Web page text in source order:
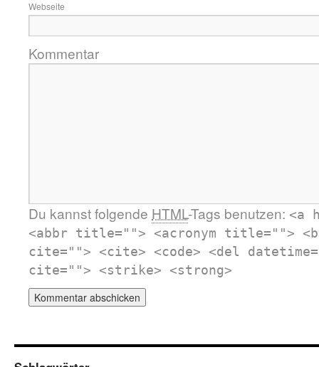
Webseite
Kommentar
Du kannst folgende HTML-Tags benutzen: <a
<abbr title=""> <acronym title="">
cite=""> <cite> <code> <del
cite=""> <strike> <strong>